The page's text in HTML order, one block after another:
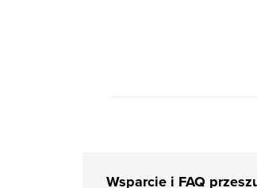
Wsparcie i FAQ